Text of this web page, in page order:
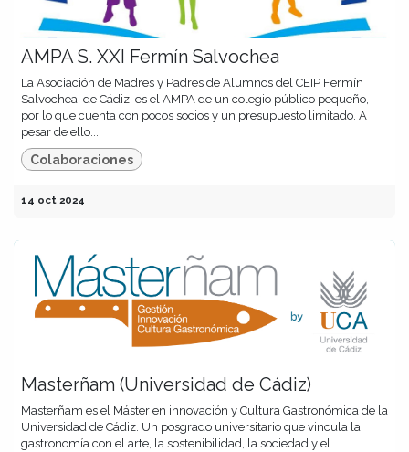
AMPA S. XXI Fermín Salvochea
La Asociación de Madres y Padres de Alumnos del CEIP Fermín
Salvochea, de Cádiz, es el AMPA de un colegio público pequeño,
por lo que cuenta con pocos socios y un presupuesto limitado. A
pesar de ello...
Colaboraciones
14 oct 2024
Masterñam (Universidad de Cádiz)
Masterñam es el Máster en innovación y Cultura Gastronómica de la
Universidad de Cádiz. Un posgrado universitario que vincula la
gastronomía con el arte, la sostenibilidad, la sociedad y el